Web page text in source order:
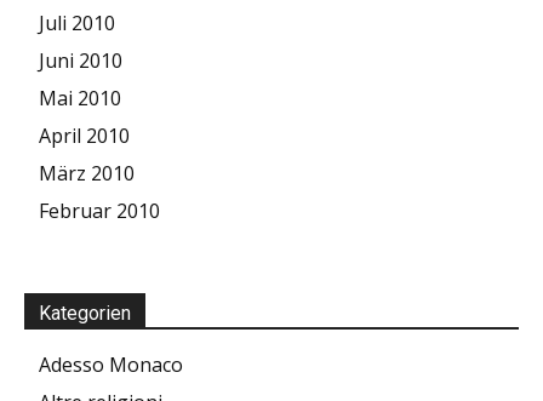
Juli 2010
Juni 2010
Mai 2010
April 2010
März 2010
Februar 2010
Kategorien
Adesso Monaco